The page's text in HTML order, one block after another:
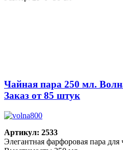
Чайная пара 250 мл.
Заказ от 85 штук
Артикул: 2533
Элегантная фарфоровая пара для